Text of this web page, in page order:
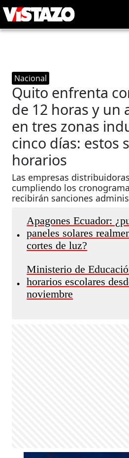
Nacional
Quito enfrenta
de 12 horas y un
en tres zonas
cinco días: estos
horarios
Las empresas
cumpliendo los
recibirán sanciones
•
Apagones Ecuador:
paneles solares
cortes de luz?
•
Ministerio de
horarios escolares
noviembre